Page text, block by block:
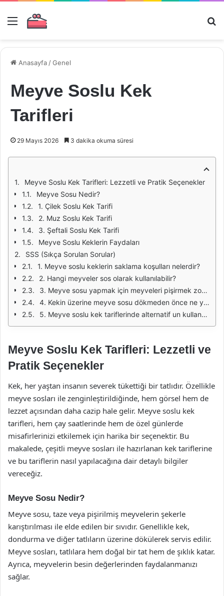
Menü
Anasayfa /Genel
Meyve Soslu Kek
Tarifleri
29 Mayıs 2026 3 dakika okuma süresi
Meyve Soslu Kek Tarifleri: Lezzetli ve Pratik Seçenekler
Meyve Sosu Nedir?
1. Çilek Soslu Kek Tarifi
2. Muz Soslu Kek Tarifi
3. Şeftali Soslu Kek Tarifi
Meyve Soslu Keklerin Faydaları
SSS (Sıkça Sorulan Sorular)
1. Meyve soslu keklerin saklama koşulları nelerdir?
2. Hangi meyveler sos olarak kullanılabilir?
3. Meyve sosu yapmak için meyveleri pişirmek zorunda mıyım?
4. Kekin üzerine meyve sosu dökmeden önce ne yapmalıyım?
5. Meyve soslu kek tariflerinde alternatif un kullanabilir miyim?
Meyve Soslu Kek Tarifleri: Lezzetli ve
Pratik Seçenekler
Kek, her yaştan insanın severek tükettiği bir tatlıdır. Özellikle
meyve sosları ile zenginleştirildiğinde, hem görsel hem de
lezzet açısından daha cazip hale gelir. Meyve soslu kek
tarifleri, hem çay saatlerinde hem de özel günlerde
misafirlerinizi etkilemek için harika bir seçenektir. Bu
makalede, çeşitli meyve sosları ile hazırlanan kek tariflerine
ve bu tariflerin nasıl yapılacağına dair detaylı bilgiler
vereceğiz.
Meyve Sosu Nedir?
Meyve sosu, taze veya pişirilmiş meyvelerin şekerle
karıştırılması ile elde edilen bir sıvıdır. Genellikle kek,
dondurma ve diğer tatlıların üzerine dökülerek servis edilir.
Meyve sosları, tatlılara hem doğal bir tat hem de şıklık katar.
Ayrıca, meyvelerin besin değerlerinden faydalanmanızı
sağlar.